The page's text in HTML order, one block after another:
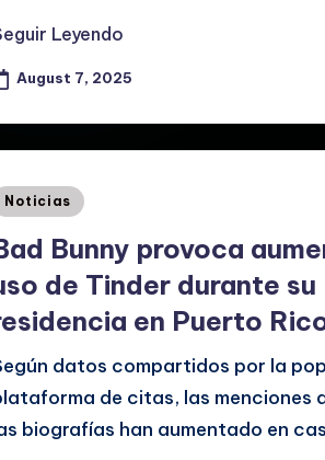
Leyendo
August 7, 2025
Noticias
Bunny provoca
de Tinder durante su
en Puerto
datos compartidos por la
de citas, las menciones
biografías han aumentado en